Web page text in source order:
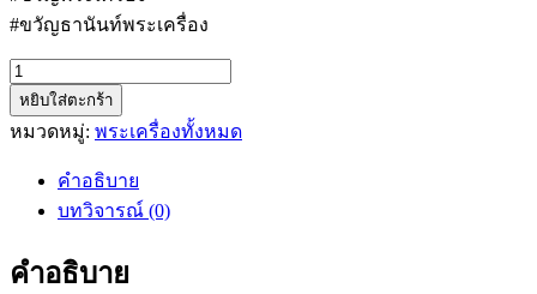
#ขวัญธานันท์พระเครื่อง
จำนวน
หลวง
พ่อ
หน้าต่าง
หลัง
หยิบใส่ตะกร้า
หมวดหมู่: พระเครื่องทั้งหมด
คำอธิบาย
บทวิจารณ์ (0)
คำอธิบาย